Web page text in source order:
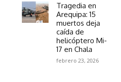
Tragedia en
Arequipa: 15
muertos deja
caída de
helicóptero Mi-
17 en Chala
febrero 23, 2026